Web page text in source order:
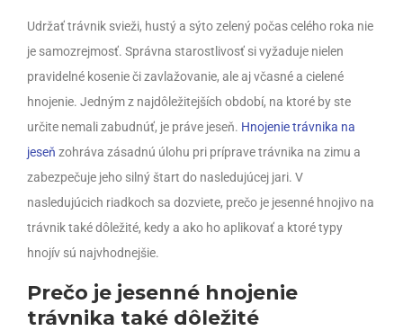
Udržať trávnik svieži, hustý a sýto zelený počas celého roka nie
je samozrejmosť. Správna starostlivosť si vyžaduje nielen
pravidelné kosenie či zavlažovanie, ale aj včasné a cielené
hnojenie. Jedným z najdôležitejších období, na ktoré by ste
určite nemali zabudnúť, je práve jeseň. Hnojenie trávnika na
jeseň zohráva zásadnú úlohu pri príprave trávnika na zimu a
zabezpečuje jeho silný štart do nasledujúcej jari. V
nasledujúcich riadkoch sa dozviete, prečo je jesenné hnojivo na
trávnik také dôležité, kedy a ako ho aplikovať a ktoré typy
hnojív sú najvhodnejšie.
Prečo je jesenné hnojenie
trávnika také dôležité